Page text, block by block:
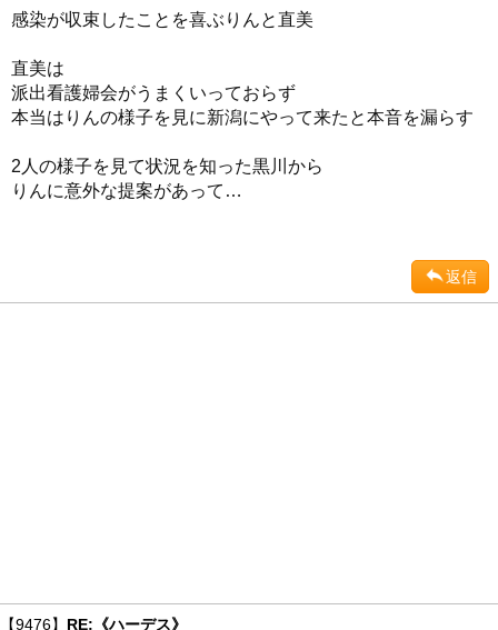
感染が収束したことを喜ぶりんと直美
直美は
派出看護婦会がうまくいっておらず
本当はりんの様子を見に新潟にやって来たと本音を漏らす
2人の様子を見て状況を知った黒川から
りんに意外な提案があって…
返信
【9476】 RE:《ハーデス》